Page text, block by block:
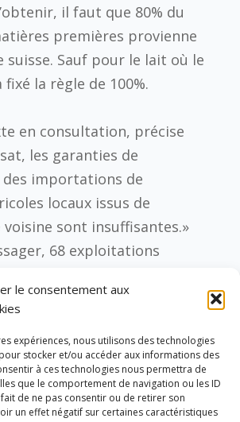
le consentement aux
expériences, nous utilisons des technologies
stocker et/ou accéder aux informations des
à ces technologies nous permettra de
que le comportement de navigation ou les ID
de ne pas consentir ou de retirer son
un effet négatif sur certaines caractéristiques
il faut que 80% du
premières provienne
Sauf pour le lait où le
la règle de 100%.
en consultation, précise
les garanties de
importations de
locaux issus de
voisine sont insuffisantes.»
68 exploitations
en 1911. Des paysans
des paysans vaudois
depuis 1923. «Nous
fait pour être labellisé